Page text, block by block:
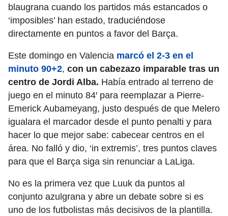
blaugrana cuando los partidos más estancados o
‘imposibles’ han estado, traduciéndose
directamente en puntos a favor del Barça.
Este domingo en Valencia marcó el 2-3 en el
minuto 90+2, con un cabezazo imparable tras un
centro de Jordi Alba. Había entrado al terreno de
juego en el minuto 84′ para reemplazar a Pierre-
Emerick Aubameyang, justo después de que Melero
igualara el marcador desde el punto penalti y para
hacer lo que mejor sabe: cabecear centros en el
área. No falló y dio, ‘in extremis’, tres puntos claves
para que el Barça siga sin renunciar a LaLiga.
No es la primera vez que Luuk da puntos al
conjunto azulgrana y abre un debate sobre si es
uno de los futbolistas más decisivos de la plantilla.